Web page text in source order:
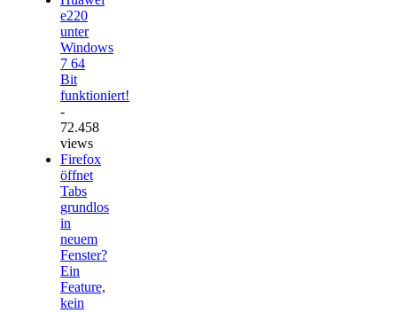
e220
unter
Windows
7 64
Bit
funktioniert!
-
72.458
views
Firefox
öffnet
Tabs
grundlos
in
neuem
Fenster?
Ein
Feature,
kein